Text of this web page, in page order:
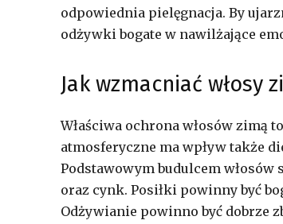
odpowiednia pielęgnacja. By
odżywki bogate w nawilżające
Jak wzmacniać włosy
Właściwa ochrona włosów zimą
atmosferyczne ma wpływ także
Podstawowym budulcem
oraz cynk. Posiłki powinny być
Odżywianie powinno być dobrze